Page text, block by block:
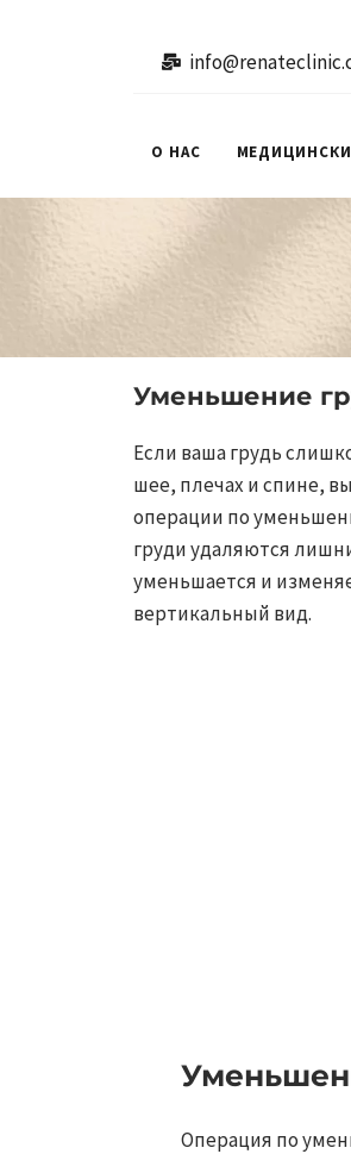
О НАС
Уменьшение
Если ваша грудь
шее, плечах и спине,
операции по
груди удаляются
уменьшается и
вертикальный вид.
Операция по